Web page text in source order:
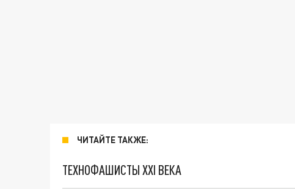
ЧИТАЙТЕ ТАКЖЕ:
ТЕХНОФАШИСТЫ XXI ВЕКА